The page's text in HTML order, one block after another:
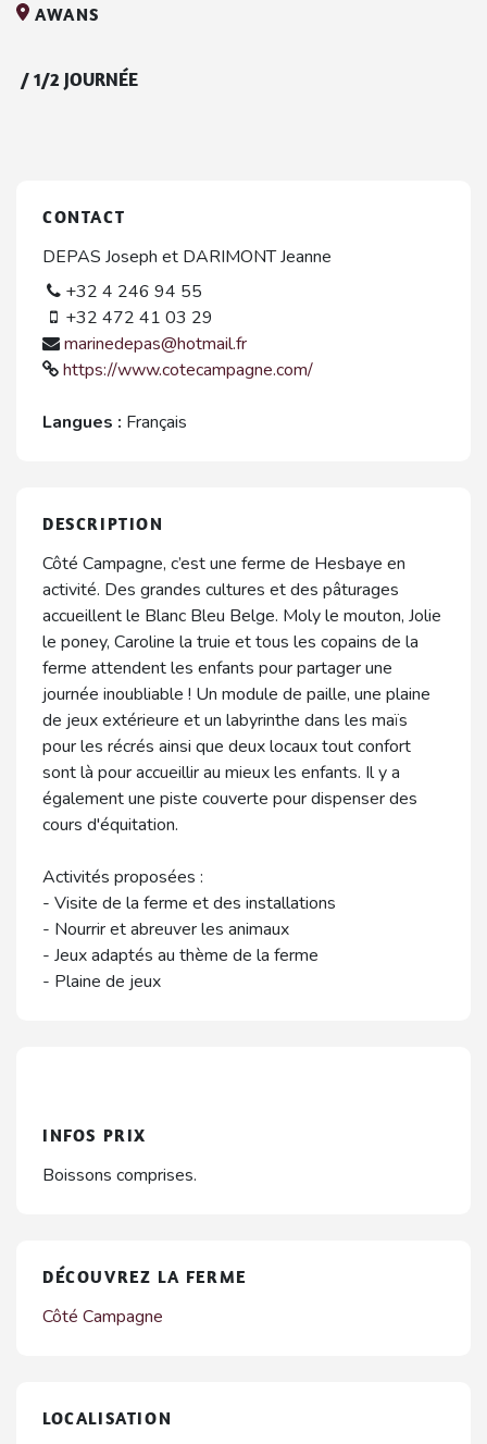
AWANS
/1/2 JOURNÉE
CONTACT
DEPAS Joseph et DARIMONT Jeanne
+32 4 246 94 55
+32 472 41 03 29
marinedepas@hotmail.fr
https://www.cotecampagne.com/
Langues : Français
DESCRIPTION
Côté Campagne, c’est une ferme de Hesbaye en
activité. Des grandes cultures et des pâturages
accueillent le Blanc Bleu Belge. Moly le mouton, Jolie
le poney, Caroline la truie et tous les copains de la
ferme attendent les enfants pour partager une
journée inoubliable ! Un module de paille, une plaine
de jeux extérieure et un labyrinthe dans les maïs
pour les récrés ainsi que deux locaux tout confort
sont là pour accueillir au mieux les enfants. Il y a
également une piste couverte pour dispenser des
cours d'équitation.
Activités proposées :
- Visite de la ferme et des installations
- Nourrir et abreuver les animaux
- Jeux adaptés au thème de la ferme
- Plaine de jeux
INFOS PRIX
Boissons comprises.
DÉCOUVREZ LA FERME
Côté Campagne
LOCALISATION